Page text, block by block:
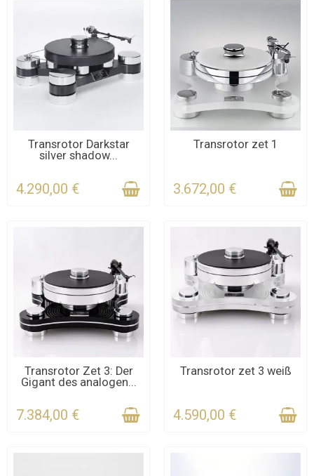
KONTAKTIEREN SIE UNS
FÜR DIE FRIST
Transrotor Darkstar
silver shadow...
4.290,00 €
Transrotor zet 1
3.672,00 €
KONTAKTIEREN SIE UNS
FÜR DIE FRIST
Transrotor Zet 3: Der
Gigant des analogen...
7.384,00 €
KONTAKTIEREN SIE UNS
Transrotor zet 3 weiß
4.590,00 €